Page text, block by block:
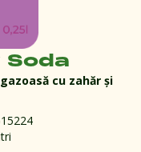
Soda
cu zahăr și